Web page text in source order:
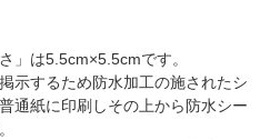
」は5.5cm×5.5cmです。
示するため防水加工の施されたシ
通紙に印刷しその上から防水シー